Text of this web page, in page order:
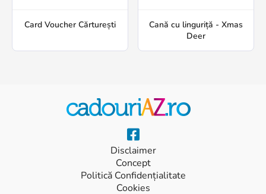
Card Voucher Cărturești
Cană cu linguriță - Xmas
Deer
Disclaimer
Concept
Politică Confidențialitate
Cookies